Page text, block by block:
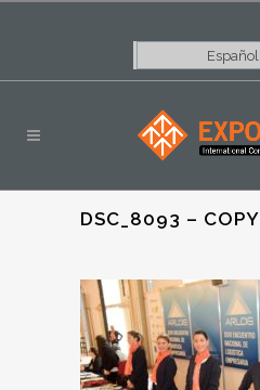
Español
DSC_8093 – COPY